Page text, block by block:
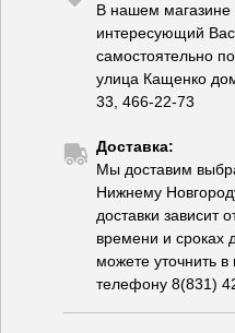
В нашем
интересующий Вас
самостоятельно
улица Кащенко
33, 466-22-73
Доставка:
Мы доставим
Нижнему
доставки зависит
времени и сроках
можете уточнить
телефону 8(831)